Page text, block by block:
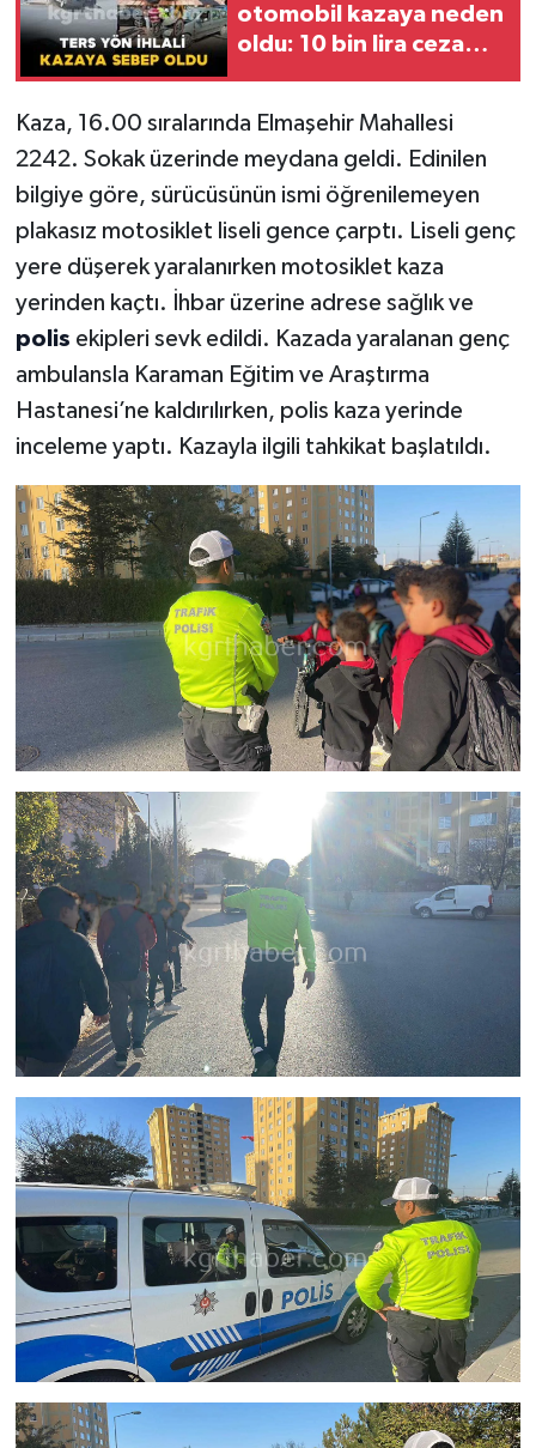
otomobil kazaya neden
oldu: 10 bin lira ceza
Kaza, 16.00 sıralarında Elmaşehir Mahallesi
2242. Sokak üzerinde meydana geldi. Edinilen
bilgiye göre, sürücüsünün ismi öğrenilemeyen
plakasız motosiklet liseli gence çarptı. Liseli genç
yere düşerek yaralanırken motosiklet kaza
yerinden kaçtı. İhbar üzerine adrese sağlık ve
polis ekipleri sevk edildi. Kazada yaralanan genç
ambulansla Karaman Eğitim ve Araştırma
Hastanesi’ne kaldırılırken, polis kaza yerinde
inceleme yaptı. Kazayla ilgili tahkikat başlatıldı.